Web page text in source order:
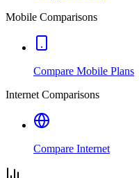
Mobile Comparisons
Compare Mobile Plans
Internet Comparisons
Compare Internet